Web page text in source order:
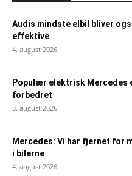
Audis mindste elbil bliver
effektive
4. august 2026
Populær elektrisk Mercedes
forbedret
3. august 2026
Mercedes: Vi har fjernet for
i bilerne
4. august 2026